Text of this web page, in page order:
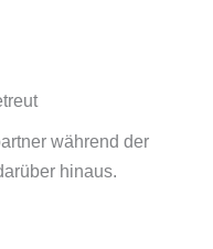
während der
hinaus.